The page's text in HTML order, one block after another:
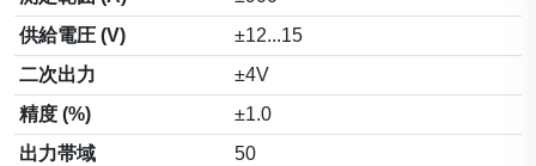
供給電圧 (V)
±12...15
二次出力
±4V
精度 (%)
±1.0
出力帯域
50